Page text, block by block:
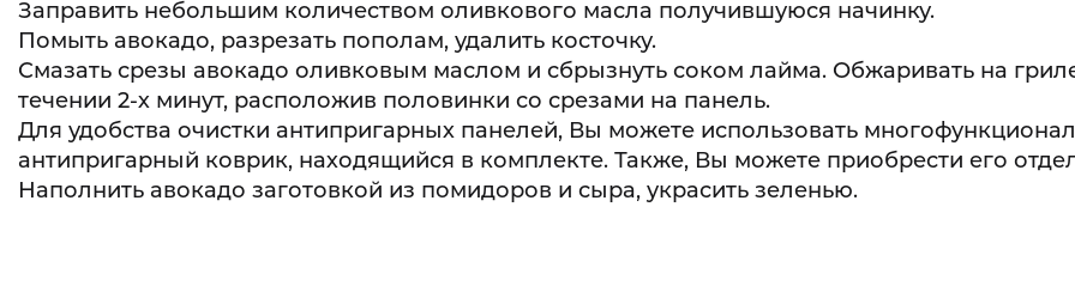
Заправить небольшим количеством оливкового масла получившуюся начинку.
Помыть авокадо, разрезать пополам, удалить косточку.
Смазать срезы авокадо оливковым маслом и сбрызнуть соком лайма. Обжаривать на
течении 2-х минут, расположив половинки со срезами на панель.
Для удобства очистки антипригарных панелей, Вы можете использовать
антипригарный коврик, находящийся в комплекте. Также, Вы можете приобрести его
Наполнить авокадо заготовкой из помидоров и сыра, украсить зеленью.